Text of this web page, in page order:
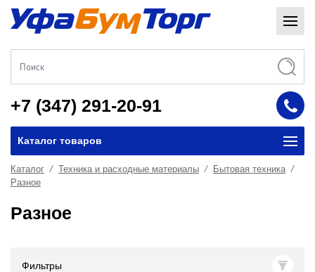
+7 (347) 291-20-91
Каталог товаров
Каталог Техника и расходные материалы
Бытовая техника
Разное
Разное
Фильтры